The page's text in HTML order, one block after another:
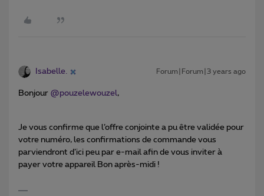
Isabelle. Forum|Forum|3 years ago
Bonjour @pouzelewouzel,
Je vous confirme que l’offre conjointe a pu être validée pour
votre numéro, les confirmations de commande vous
parviendront d’ici peu par e-mail afin de vous inviter à
payer votre appareil Bon après-midi !